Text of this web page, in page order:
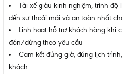
Tài xế giàu kinh nghiệm, trình
đến sự thoải mái và an toàn nhất
Linh hoạt hỗ trợ khách hàng khi
đón/dừng theo yêu cầu
Cam kết đúng giờ, đúng lịch
khách.